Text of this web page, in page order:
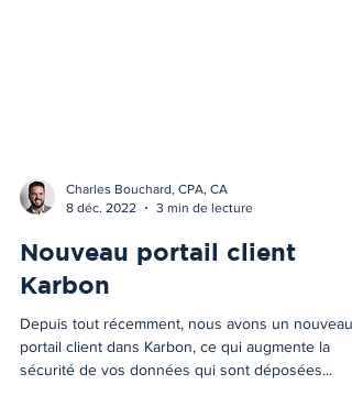
3 min de lecture
Nouveau portail client
Karbon
Depuis tout récemment, nous avons un nouveau
portail client dans Karbon, ce qui augmente la